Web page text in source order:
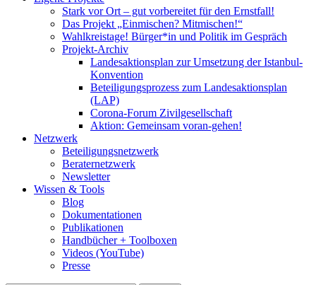
Stark vor Ort – gut vorbereitet für den Ernstfall!
Das Projekt „Einmischen? Mitmischen!“
Wahlkreistage! Bürger*in und Politik im Gespräch
Projekt-Archiv
Landesaktionsplan zur Umsetzung der Istanbul-
Konvention
Beteiligungsprozess zum Landesaktionsplan
(LAP)
Corona-Forum Zivilgesellschaft
Aktion: Gemeinsam voran-gehen!
Netzwerk
Beteiligungsnetzwerk
Beraternetzwerk
Newsletter
Wissen & Tools
Blog
Dokumentationen
Publikationen
Handbücher + Toolboxen
Videos (YouTube)
Presse